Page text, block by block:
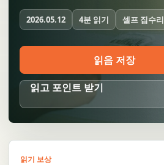
2026.05.12 4분 읽기 셀프 집수리
읽음 저장
읽고 포인트 받기
읽기 보상